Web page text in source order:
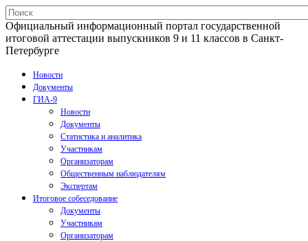
Официальный информационный портал государственной
итоговой аттестации выпускников 9 и 11 классов в Санкт-
Петербурге
Новости
Документы
ГИА-9
Новости
Документы
Статистика и аналитика
Участникам
Организаторам
Общественным наблюдателям
Экспертам
Итоговое собеседование
Документы
Участникам
Организаторам